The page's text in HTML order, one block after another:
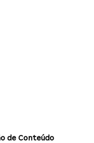
de Conteúdo